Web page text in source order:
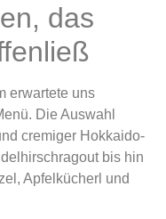
das
erwartete uns
Die Auswahl
cremiger Hokkaido-
bis hin
Apfelkücherl und